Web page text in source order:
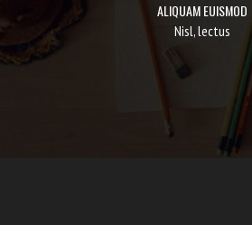
ALIQUAM EUISMOD
Nisl, lectus